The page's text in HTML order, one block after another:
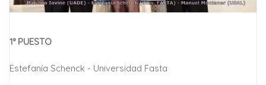
1° PUESTO
Estefanía Schenck - Universidad Fasta